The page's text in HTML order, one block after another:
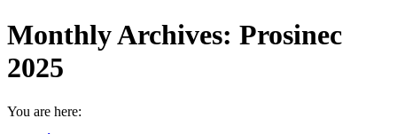
Monthly Archives: Prosinec
2025
You are here: